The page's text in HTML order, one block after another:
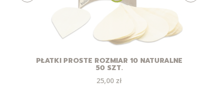
PŁATKI PROSTE ROZMIAR 10 NATURALNE
50 SZT.
Cena
25,00 zł